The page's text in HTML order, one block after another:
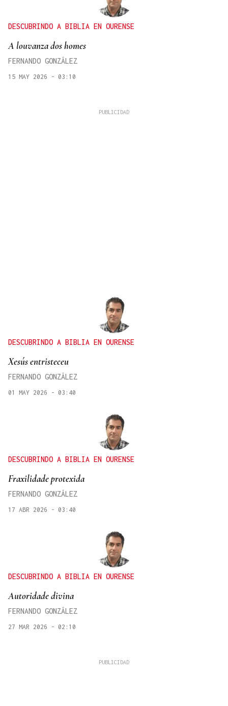
DESCUBRINDO A BIBLIA EN OURENSE
A louvanza dos homes
FERNANDO GONZÁLEZ
15 MAY 2026 - 03:10
DESCUBRINDO A BIBLIA EN OURENSE
Xesús entristeceu
FERNANDO GONZÁLEZ
01 MAY 2026 - 03:40
DESCUBRINDO A BIBLIA EN OURENSE
Fraxilidade protexida
FERNANDO GONZÁLEZ
17 ABR 2026 - 03:40
DESCUBRINDO A BIBLIA EN OURENSE
Autoridade divina
FERNANDO GONZÁLEZ
27 MAR 2026 - 02:10